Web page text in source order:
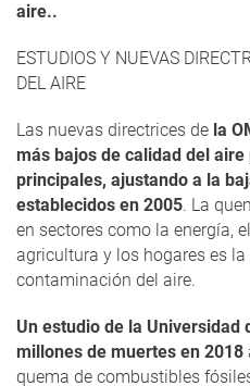
aire..
ESTUDIOS Y NUEVAS
DEL AIRE
Las nuevas directrices de la
más bajos de calidad del
principales, ajustando a la
establecidos en 2005. La
en sectores como la energía,
agricultura y los hogares es
contaminación del aire.
Un estudio de la Universidad
millones de muertes en 2018
quema de combustibles